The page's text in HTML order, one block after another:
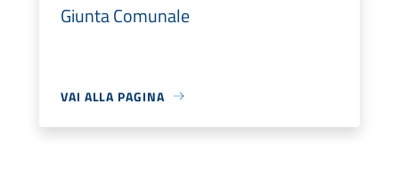
Giunta Comunale
VAI ALLA PAGINA